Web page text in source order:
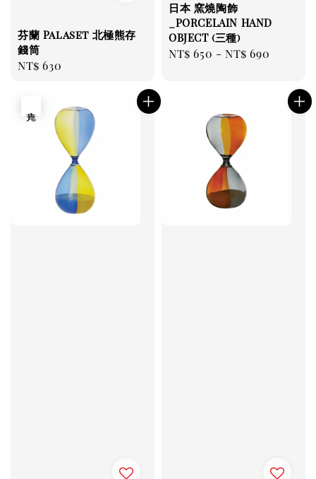
芬蘭 Palaset 北極熊存
錢筒
Regular
NT$ 630
日本 窯燒陶飾
_PORCELAIN HAND
OBJECT (三種)
Regular
NT$ 650 -NT$ 690